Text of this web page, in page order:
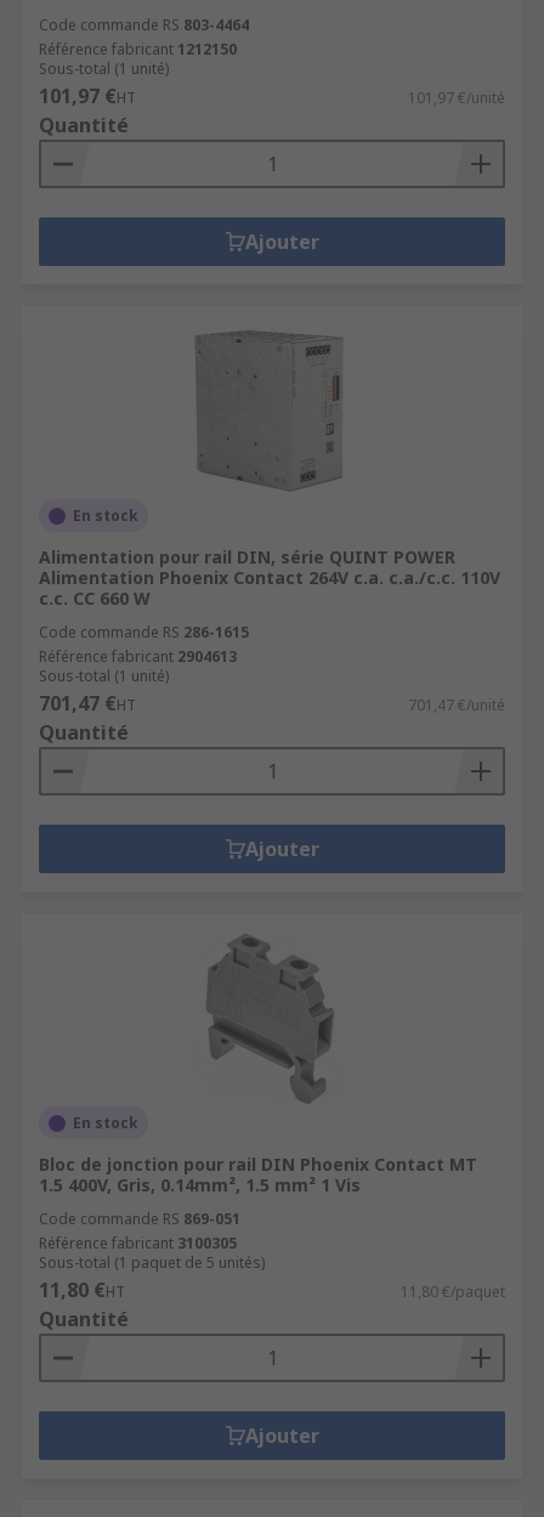
Code commande RS 803-4464
Référence fabricant 1212150
Sous-total (1 unité)
101,97 €HT 101,97 €/unité
Quantité
Ajouter
En stock
Alimentation pour rail DIN, série QUINT POWER
Alimentation Phoenix Contact 264V c.a. c.a./c.c. 110V
c.c. CC 660 W
Code commande RS 286-1615
Référence fabricant 2904613
Sous-total (1 unité)
701,47 €HT 701,47 €/unité
Quantité
Ajouter
En stock
Bloc de jonction pour rail DIN Phoenix Contact MT
1.5 400V, Gris, 0.14mm², 1.5 mm² 1 Vis
Code commande RS 869-051
Référence fabricant 3100305
Sous-total (1 paquet de 5 unités)
11,80 €HT 11,80 €/paquet
Quantité
Ajouter